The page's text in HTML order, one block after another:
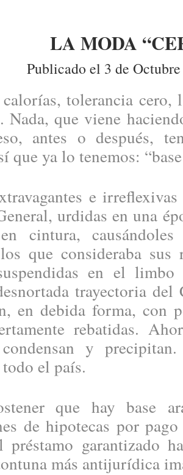
LA MODA
Publicado el 3 de
tolerancia cero,
Nada, que viene
antes o después,
que ya lo tenemos:
e irreflexivas
urdidas en una
cintura,
que consideraba sus
en el
trayectoria
en debida forma, con
rebatidas.
y
el país.
que hay base
de hipotecas por
préstamo garantizado
más antijurídica